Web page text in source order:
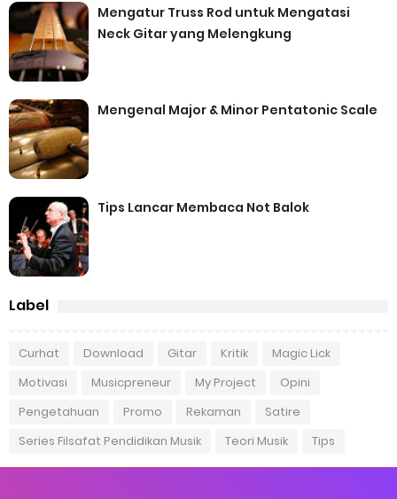
Mengatur Truss Rod untuk Mengatasi
Neck Gitar yang Melengkung
Mengenal Major & Minor Pentatonic Scale
Tips Lancar Membaca Not Balok
Label
Curhat Download Gitar Kritik
Magic Lick
Motivasi
Musicpreneur My Project
Opini
Pengetahuan
Promo Rekaman
Satire
Series Filsafat Pendidikan Musik
Teori Musik Tips